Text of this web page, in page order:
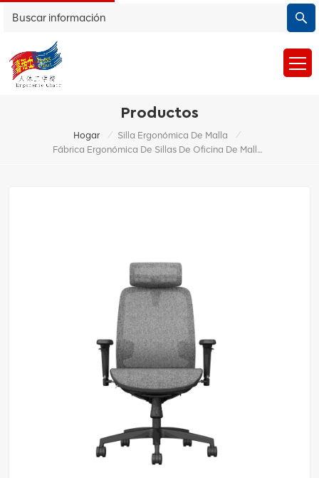
Productos
Hogar / Silla Ergonómica De Malla
/
Fábrica Ergonómica De Sillas De Oficina De Malla Fabricantes De Sillas Ergonómicas